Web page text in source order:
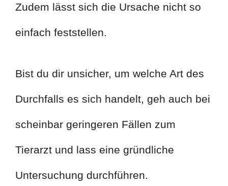
Zudem lässt sich die Ursache nicht so
einfach feststellen.
Bist du dir unsicher, um welche Art des
Durchfalls es sich handelt, geh auch bei
scheinbar geringeren Fällen zum
Tierarzt und lass eine gründliche
Untersuchung durchführen.